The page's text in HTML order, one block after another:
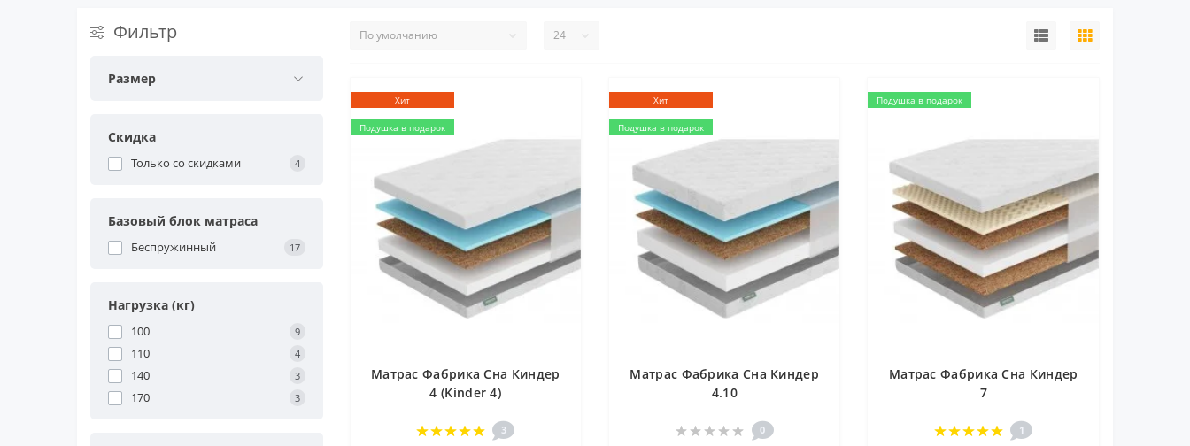
Фильтр
Размер
Скидка
Только со cкидками 4
Базовый блок матраса
Беспружинный 17
Нагрузка (кг)
100 9
110 4
140 3
170 3
Хит
Подушка в подарок
Матрас Фабрика Сна Киндер
4 (Kinder 4)
3
Хит
Подушка в подарок
Матрас Фабрика Сна Киндер
4.10
0
Подушка в подарок
Матрас Фабрика Сна Киндер
7
1